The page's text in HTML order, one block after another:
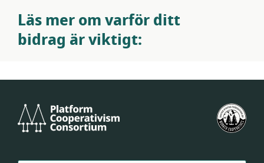
Läs mer om varför ditt
bidrag är viktigt:
Cooperativism